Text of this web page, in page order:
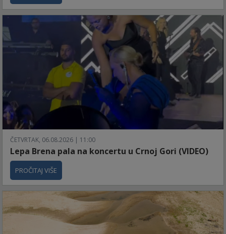
ČETVRTAK, 06.08.2026 | 11:00
Lepa Brena pala na koncertu u Crnoj Gori (VIDEO)
PROČITAJ VIŠE